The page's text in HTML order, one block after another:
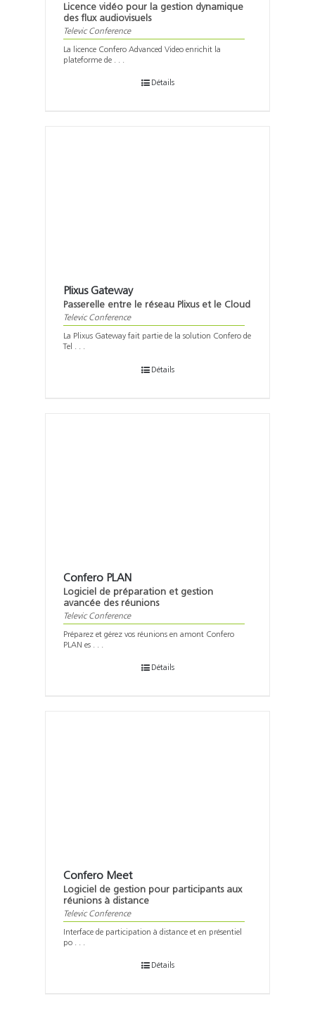
Licence vidéo pour la gestion dynamique
des flux audiovisuels
Televic Conference
La licence Confero Advanced Video enrichit la
plateforme de . . .
Détails
Plixus Gateway
Passerelle entre le réseau Plixus et le Cloud
Televic Conference
La Plixus Gateway fait partie de la solution Confero de
Tel . . .
Détails
Confero PLAN
Logiciel de préparation et gestion
avancée des réunions
Televic Conference
Préparez et gérez vos réunions en amont Confero
PLAN es . . .
Détails
Confero Meet
Logiciel de gestion pour participants aux
réunions à distance
Televic Conference
Interface de participation à distance et en présentiel
po . . .
Détails